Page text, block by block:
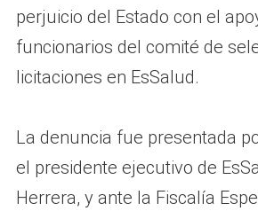
perjuicio del Estado con el
funcionarios del comité de
licitaciones en EsSalud.
La denuncia fue presentada
el presidente ejecutivo de
Herrera, y ante la Fiscalía